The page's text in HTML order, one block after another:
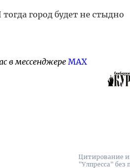
город будет не стыдно
в мессенджере MAX
Цитирование
"Улпресса" без